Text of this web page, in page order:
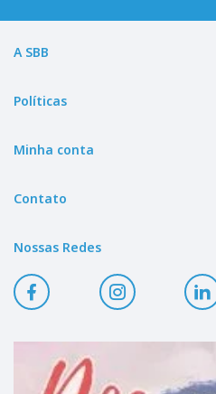
A SBB
Políticas
Minha conta
Contato
Nossas Redes